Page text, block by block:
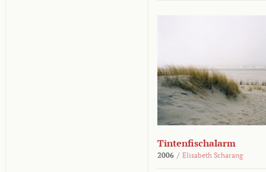
Tintenfischalarm
2006 / Elisabeth Scharang